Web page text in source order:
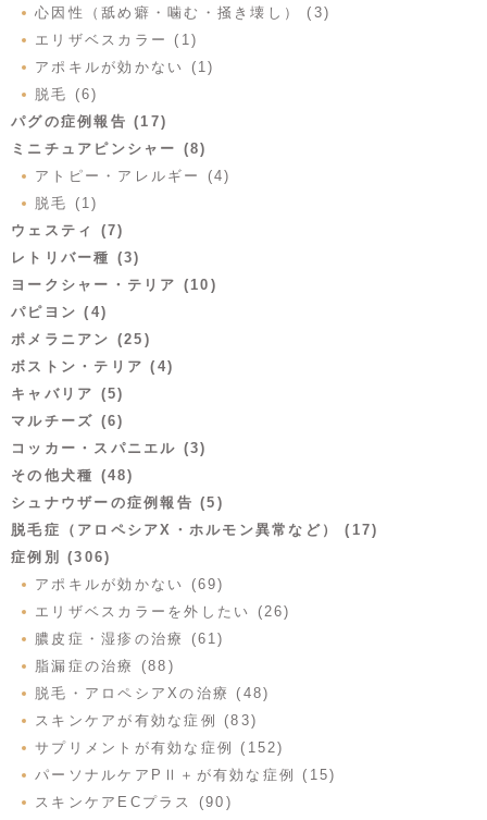
心因性（舐め癖・噛む・掻き壊し） (3)
エリザベスカラー (1)
アポキルが効かない (1)
脱毛 (6)
パグの症例報告 (17)
ミニチュアピンシャー (8)
アトピー・アレルギー (4)
脱毛 (1)
ウェスティ (7)
レトリバー種 (3)
ヨークシャー・テリア (10)
パピヨン (4)
ポメラニアン (25)
ボストン・テリア (4)
キャバリア (5)
マルチーズ (6)
コッカー・スパニエル (3)
その他犬種 (48)
シュナウザーの症例報告 (5)
脱毛症（アロペシアX・ホルモン異常など） (17)
症例別 (306)
アポキルが効かない (69)
エリザベスカラーを外したい (26)
膿皮症・湿疹の治療 (61)
脂漏症の治療 (88)
脱毛・アロペシアXの治療 (48)
スキンケアが有効な症例 (83)
サプリメントが有効な症例 (152)
パーソナルケアPⅡ＋が有効な症例 (15)
スキンケアECプラス (90)